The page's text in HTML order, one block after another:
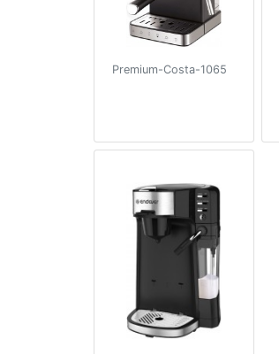
Premium-Costa-1065